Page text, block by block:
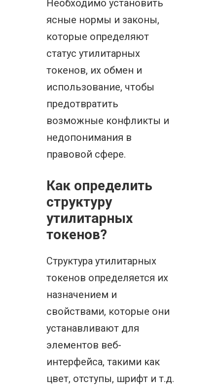
Необходимо установить
ясные нормы и законы,
которые определяют
статус утилитарных
токенов, их обмен и
использование, чтобы
предотвратить
возможные конфликты и
недопонимания в
правовой сфере.
Как определить
структуру
утилитарных
токенов?
Структура утилитарных
токенов определяется их
назначением и
свойствами, которые они
устанавливают для
элементов веб-
интерфейса, такими как
цвет, отступы, шрифт и т.д.